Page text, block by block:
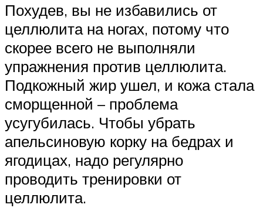
Похудев, вы не избавились от
целлюлита на ногах, потому что
скорее всего не выполняли
упражнения против целлюлита.
Подкожный жир ушел, и кожа стала
сморщенной – проблема
усугубилась. Чтобы убрать
апельсиновую корку на бедрах и
ягодицах, надо регулярно
проводить тренировки от
целлюлита.